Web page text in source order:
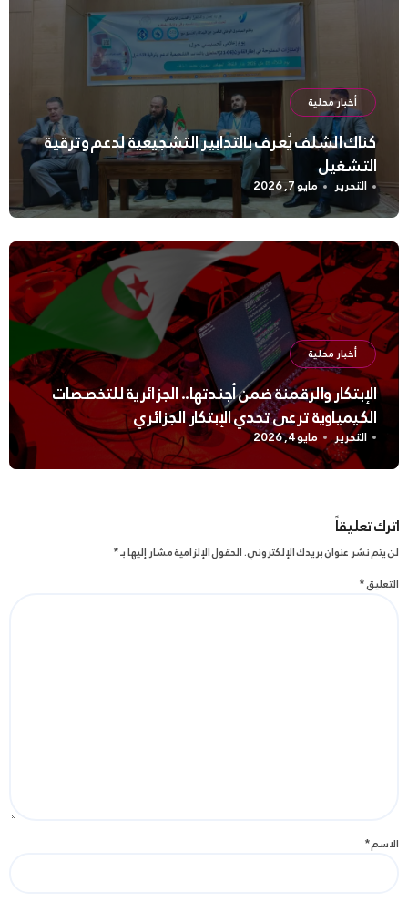
أخبار محلية
كناك الشلف يُعرف بالتدابير التشجيعية لدعم وترقية
التشغيل
التحرير مايو 7, 2026
أخبار محلية
الإبتكار والرقمنة ضمن أجندتها.. الجزائرية للتخصصات
الكيمياوية ترعى تحدي الإبتكار الجزائري
التحرير مايو 4, 2026
اترك تعليقاً
لن يتم نشر عنوان بريدك الإلكتروني.الحقول الإلزامية مشار إليها بـ*
التعليق*
الاسم*